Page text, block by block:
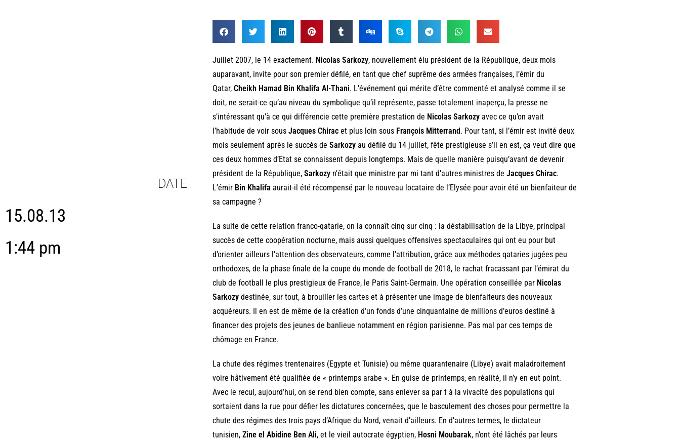
DATE
15.08.13
1:44 pm
Juillet 2007, le 14 exactement. Nicolas Sarkozy, nouvellement élu président de la République, deux mois
auparavant, invite pour son premier défilé, en tant que chef suprême des armées françaises, l’émir du
Qatar, Cheikh Hamad Bin Khalifa Al-Thani. L’événement qui mérite d’être commenté et analysé comme il se
doit, ne serait-ce qu’au niveau du symbolique qu’il représente, passe totalement inaperçu, la presse ne
s’intéressant qu’à ce qui différencie cette première prestation de Nicolas Sarkozyavec ce qu’on avait
l’habitude de voir sous Jacques Chiracet plus loin sous François Mitterrand. Pour tant, si l’émir est invité deux
mois seulement après le succès de Sarkozyau défilé du 14 juillet, fête prestigieuse s’il en est, ça veut dire que
ces deux hommes d’Etat se connaissent depuis longtemps. Mais de quelle manière puisqu’avant de devenir
président de la République, Sarkozyn’était que ministre par mi tant d’autres ministres de Jacques Chirac.
L’émir Bin Khalifa aurait-il été récompensé par le nouveau locataire de l’Elysée pour avoir été un bienfaiteur de
sa campagne ?
La suite de cette relation franco-qatarie, on la connaît cinq sur cinq : la déstabilisation de la Libye, principal
succès de cette coopération nocturne, mais aussi quelques offensives spectaculaires qui ont eu pour but
d’orienter ailleurs l’attention des observateurs, comme l’attribution, grâce aux méthodes qataries jugées peu
orthodoxes, de la phase finale de la coupe du monde de football de 2018, le rachat fracassant par l’émirat du
club de football le plus prestigieux de France, le Paris Saint-Germain. Une opération conseillée par Nicolas
Sarkozydestinée, sur tout, à brouiller les cartes et à présenter une image de bienfaiteurs des nouveaux
acquéreurs. Il en est de même de la création d’un fonds d’une cinquantaine de millions d’euros destiné à
financer des projets des jeunes de banlieue notamment en région parisienne. Pas mal par ces temps de
chômage en France.
La chute des régimes trentenaires (Egypte et Tunisie) ou même quarantenaire (Libye) avait maladroitement
voire hâtivement été qualifiée de « printemps arabe ». En guise de printemps, en réalité, il n’y en eut point.
Avec le recul, aujourd’hui, on se rend bien compte, sans enlever sa par t à la vivacité des populations qui
sortaient dans la rue pour défier les dictatures concernées, que le basculement des choses pour permettre la
chute des régimes des trois pays d’Afrique du Nord, venait d’ailleurs. En d’autres termes, le dictateur
tunisien, Zine el Abidine Ben Ali, et le vieil autocrate égyptien, Hosni Moubarak, n’ont été lâchés par leurs